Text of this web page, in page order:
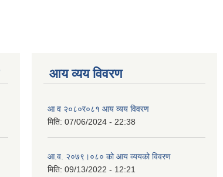
आय व्यय विवरण
आ व २०८०र०८१ आय व्यय विवरण
मिति: 07/06/2024 - 22:38
आ.व. २०७९।०८० को आय व्ययको विवरण
मिति: 09/13/2022 - 12:21